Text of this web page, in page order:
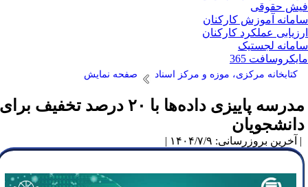
حقوقی
آموزش کارکنان
عملکرد کارکنان
لجستیک
365
کتابخانه مرکزی، موزه و مرکز اسناد صفحه نمایش
مدرسه پاییزی داده‌ها با ۲۰ درصد تخفیف برای
بروزرسانی: ۱۴۰۴/۷/۹ |